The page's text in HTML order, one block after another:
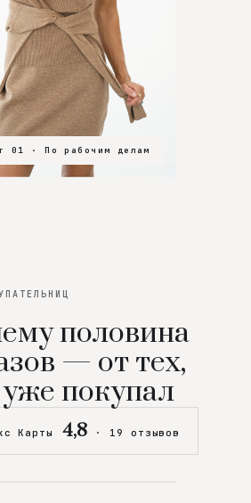
01 · По рабочим делам
02 · В зал
03 · На особенный вечер
половина
— от тех,
покупал
Карты 4,8 · 19 отзывов